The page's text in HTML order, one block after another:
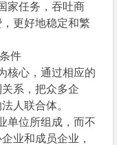
家任务，吞吐商
更好地稳定和繁
件
核心，通过相应的
系，把众多企
人联合体。
位所组成，而不
业和成员企业，